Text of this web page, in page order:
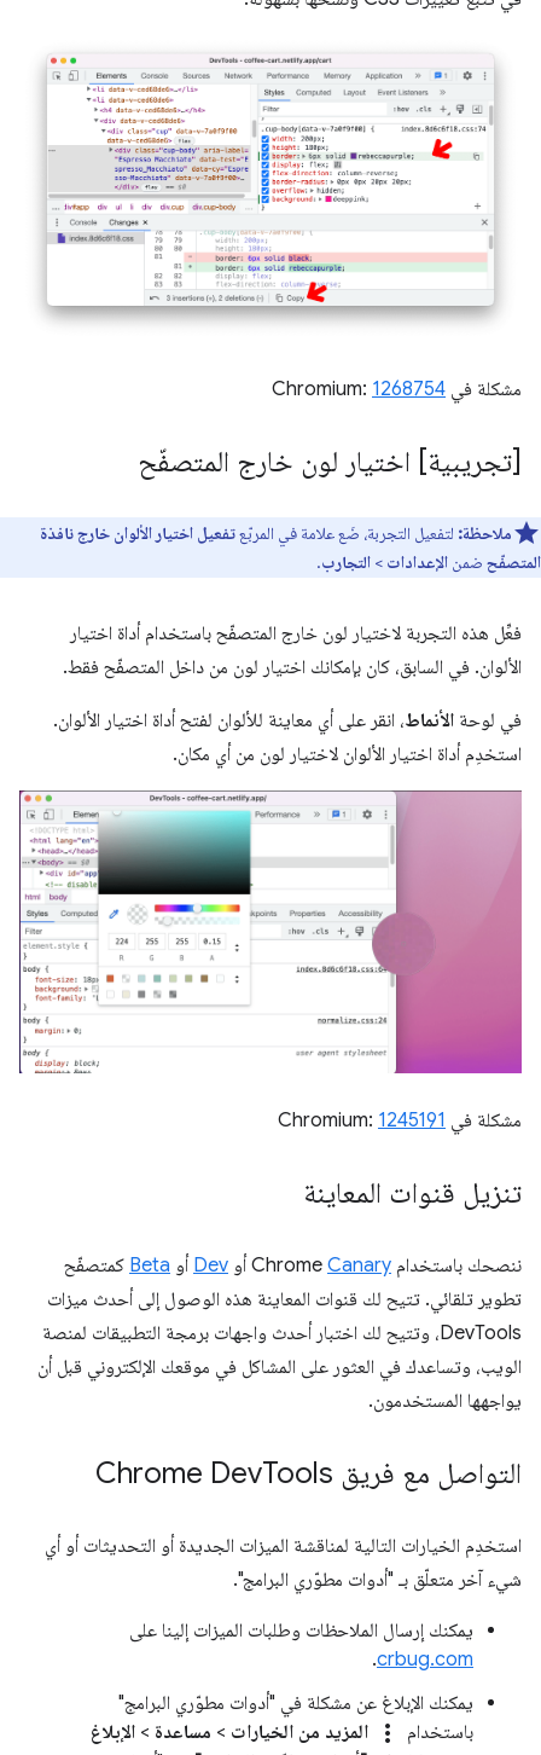
مشكلة في Chromium: 1268754
[تجريبية] اختيار لون خارج المتصفّح
ملاحظة: لتفعيل التجربة، ضَع علامة في المربّعتفعيل اختيار الألوان خارج نافذة
المتصفّح ضمن الإعدادات > التجارب.
فعِّل هذه التجربة لاختيار لون خارج المتصفّح باستخدام أداة اختيار
الألوان. في السابق، كان بإمكانك اختيار لون من داخل المتصفّح فقط.
في لوحة الأنماط، انقر على أي معاينة للألوان لفتح أداة اختيار الألوان.
استخدِم أداة اختيار الألوان لاختيار لون من أي مكان.
مشكلة في Chromium: 1245191
تنزيل قنوات المعاينة
ننصحك باستخدام Chrome Canary أو Dev أو Beta كمتصفّح
تطوير تلقائي. تتيح لك قنوات المعاينة هذه الوصول إلى أحدث ميزات
DevTools، وتتيح لك اختبار أحدث واجهات برمجة التطبيقات لمنصة
الويب، وتساعدك في العثور على المشاكل في موقعك الإلكتروني قبل أن
يواجهها المستخدمون.
التواصل مع فريق Chrome Dev Tools
استخدِم الخيارات التالية لمناقشة الميزات الجديدة أو التحديثات أو أي
شيء آخر متعلّق بـ "أدوات مطوّري البرامج".
يمكنك إرسال الملاحظات وطلبات الميزات إلينا على
crbug.com
.
يمكنك الإبلاغ عن مشكلة في "أدوات مطوّري البرامج"
باستخدام
more_vert المزيد من الخيارات > مساعدة > الإبلاغ